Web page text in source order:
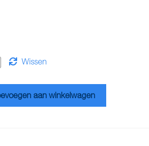
Wissen
aan winkelwagen